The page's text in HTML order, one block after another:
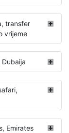
transfer
vrijeme
Emirates